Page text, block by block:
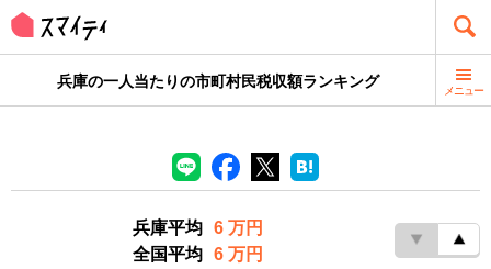
兵庫の一人当たりの市町村民税収額ランキング
メニュー
兵庫平均
6 万円
全国平均
6 万円